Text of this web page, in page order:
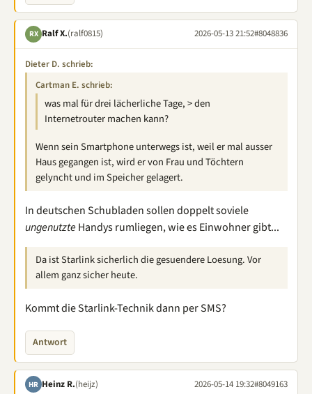
RX Ralf X.(ralf0815) 2026-05-13 21:52#8048836
Dieter D. schrieb:
Cartman E. schrieb:
was mal für drei lächerliche Tage, > den
Internetrouter machen kann?
Wenn sein Smartphone unterwegs ist, weil er mal ausser
Haus gegangen ist, wird er von Frau und Töchtern
gelyncht und im Speicher gelagert.
In deutschen Schubladen sollen doppelt soviele
ungenutzteHandys rumliegen, wie es Einwohner gibt...
Da ist Starlink sicherlich die gesuendere Loesung. Vor
allem ganz sicher heute.
Kommt die Starlink-Technik dann per SMS?
Antwort
HR Heinz R.(heijz) 2026-05-14 19:32#8049163